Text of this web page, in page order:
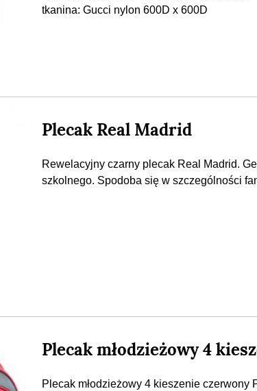
tkanina: Gucci nylon 600D x 600D
Plecak Real Madrid
Rewelacyjny czarny plecak Real Madrid.
szkolnego. Spodoba się w szczególności
Plecak młodzieżowy 4
Plecak młodzieżowy 4 kieszenie